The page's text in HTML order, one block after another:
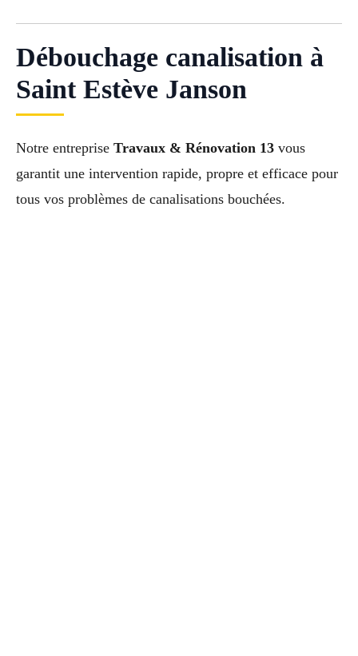
Débouchage canalisation à
Saint Estève Janson
Notre entreprise Travaux & Rénovation 13 vous
garantit une intervention rapide, propre et efficace pour
tous vos problèmes de canalisations bouchées.